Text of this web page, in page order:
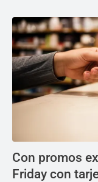
Con promos
Friday con